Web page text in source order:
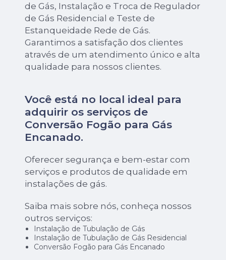
de Gás, Instalação e Troca de Regulador
de Gás Residencial e Teste de
Estanqueidade Rede de Gás.
Garantimos a satisfação dos clientes
através de um atendimento único e alta
qualidade para nossos clientes.
Você está no local ideal para
adquirir os serviços de
Conversão Fogão para Gás
Encanado.
Oferecer segurança e bem-estar com
serviços e produtos de qualidade em
instalações de gás.
Saiba mais sobre nós, conheça nossos
outros serviços:
Instalação de Tubulação de Gás
Instalação de Tubulação de Gás Residencial
Conversão Fogão para Gás Encanado